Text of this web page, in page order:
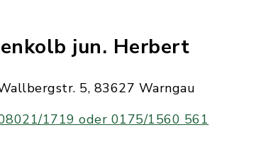
jun. Herbert
5, 83627 Warngau
1719 oder 0175/1560 561